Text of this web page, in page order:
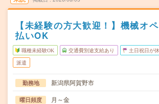
【未経験の方大歓迎！】機械オ
払いOK
職種未経験OK 交通費別途支給あり 土日祝日が
派遣
勤務地 新潟県阿賀野市
曜日頻度 月～金